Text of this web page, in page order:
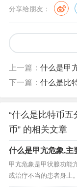
分享给朋友：
上一篇： 什么是甲亢
下一篇： 什么是比
“什么是比特币
币” 的相关文章
什么是甲亢危象,主
甲亢危象是甲状腺功能
或治疗不当的患者身上
至关重要。 甲亢危象是